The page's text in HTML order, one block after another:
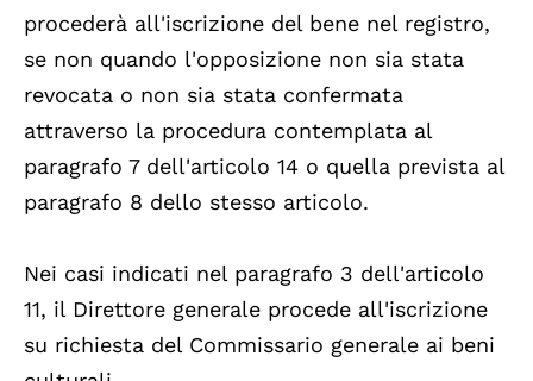
procederà all'iscrizione del bene nel registro,
se non quando l'opposizione non sia stata
revocata o non sia stata confermata
attraverso la procedura contemplata al
paragrafo 7 dell'articolo 14 o quella prevista al
paragrafo 8 dello stesso articolo.
Nei casi indicati nel paragrafo 3 dell'articolo
11, il Direttore generale procede all'iscrizione
su richiesta del Commissario generale ai beni